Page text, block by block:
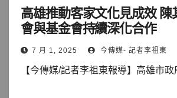
高雄推動客家文化見成效 陳
會與基金會持續深化合作
7 月 1, 2025 今傳媒- 記者李祖東
【今傳媒/記者李祖東報導】高雄市政